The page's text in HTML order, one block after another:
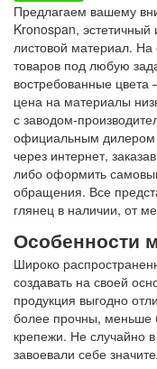
Предлагаем вашему
Kronospan, эстетичный
листовой материал.
товаров под любую
востребованные
цена на материалы
с заводом-
официальным
через интернет,
либо оформить
обращения. Все
глянец в наличии, от
Особенности
Широко
создавать на своей
продукция выгодно
более прочны, меньше
крепежи. Не случайно
завоевали себе